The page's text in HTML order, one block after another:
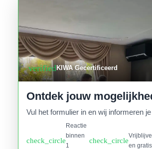
verifiedKIWA Gecertificeerd
Ontdek jouw
Vul het formulier in en wij informeren
check_circle
Reactie
binnen
1
check_circle
en gratis